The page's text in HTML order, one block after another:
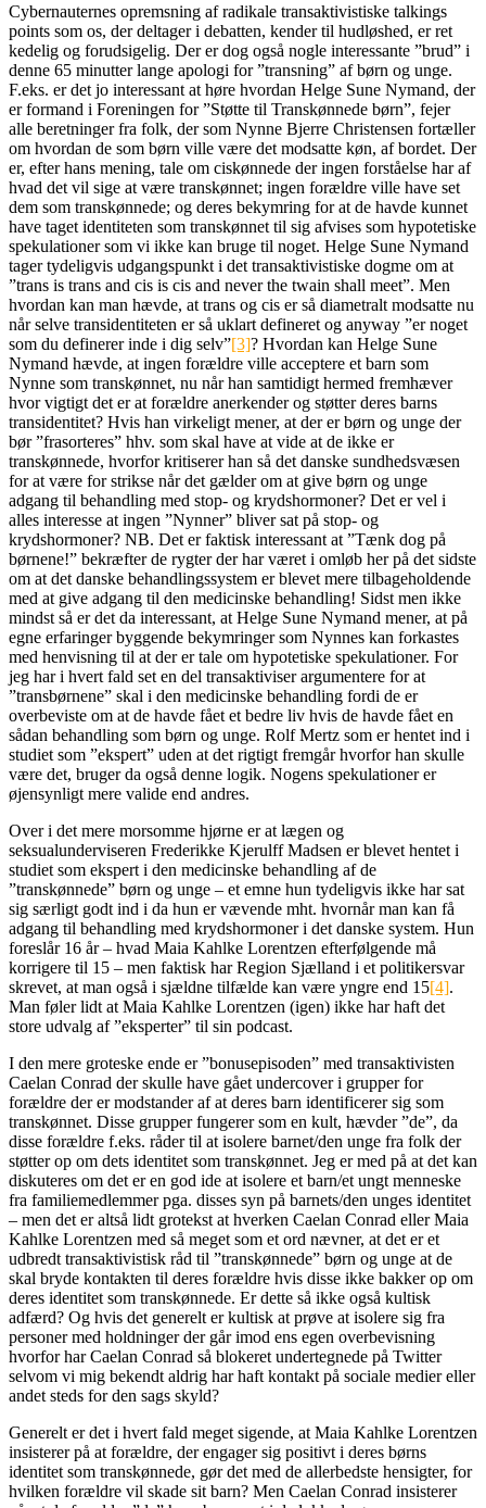
Cybernauternes opremsning af radikale transaktivistiske talkings
points som os, der deltager i debatten, kender til hudløshed, er ret
kedelig og forudsigelig. Der er dog også nogle interessante ”brud” i
denne 65 minutter lange apologi for ”transning” af børn og unge.
F.eks. er det jo interessant at høre hvordan Helge Sune Nymand, der
er formand i Foreningen for ”Støtte til Transkønnede børn”, fejer
alle beretninger fra folk, der som Nynne Bjerre Christensen fortæller
om hvordan de som børn ville være det modsatte køn, af bordet. Der
er, efter hans mening, tale om ciskønnede der ingen forståelse har af
hvad det vil sige at være transkønnet; ingen forældre ville have set
dem som transkønnede; og deres bekymring for at de havde kunnet
have taget identiteten som transkønnet til sig afvises som hypotetiske
spekulationer som vi ikke kan bruge til noget. Helge Sune Nymand
tager tydeligvis udgangspunkt i det transaktivistiske dogme om at
”trans is trans and cis is cis and never the twain shall meet”. Men
hvordan kan man hævde, at trans og cis er så diametralt modsatte nu
når selve transidentiteten er så uklart defineret og anyway ”er noget
som du definerer inde i dig selv”[3]? Hvordan kan Helge Sune
Nymand hævde, at ingen forældre ville acceptere et barn som
Nynne som transkønnet, nu når han samtidigt hermed fremhæver
hvor vigtigt det er at forældre anerkender og støtter deres barns
transidentitet? Hvis han virkeligt mener, at der er børn og unge der
bør ”frasorteres” hhv. som skal have at vide at de ikke er
transkønnede, hvorfor kritiserer han så det danske sundhedsvæsen
for at være for strikse når det gælder om at give børn og unge
adgang til behandling med stop- og krydshormoner? Det er vel i
alles interesse at ingen ”Nynner” bliver sat på stop- og
krydshormoner? NB. Det er faktisk interessant at ”Tænk dog på
børnene!” bekræfter de rygter der har været i omløb her på det sidste
om at det danske behandlingssystem er blevet mere tilbageholdende
med at give adgang til den medicinske behandling! Sidst men ikke
mindst så er det da interessant, at Helge Sune Nymand mener, at på
egne erfaringer byggende bekymringer som Nynnes kan forkastes
med henvisning til at der er tale om hypotetiske spekulationer. For
jeg har i hvert fald set en del transaktiviser argumentere for at
”transbørnene” skal i den medicinske behandling fordi de er
overbeviste om at de havde fået et bedre liv hvis de havde fået en
sådan behandling som børn og unge. Rolf Mertz som er hentet ind i
studiet som ”ekspert” uden at det rigtigt fremgår hvorfor han skulle
være det, bruger da også denne logik. Nogens spekulationer er
øjensynligt mere valide end andres.
Over i det mere morsomme hjørne er at lægen og
seksualunderviseren Frederikke Kjerulff Madsen er blevet hentet i
studiet som ekspert i den medicinske behandling af de
”transkønnede” børn og unge – et emne hun tydeligvis ikke har sat
sig særligt godt ind i da hun er vævende mht. hvornår man kan få
adgang til behandling med krydshormoner i det danske system. Hun
foreslår 16 år – hvad Maia Kahlke Lorentzen efterfølgende må
korrigere til 15 – men faktisk har Region Sjælland i et politikersvar
skrevet, at man også i sjældne tilfælde kan være yngre end 15[4].
Man føler lidt at Maia Kahlke Lorentzen (igen) ikke har haft det
store udvalg af ”eksperter” til sin podcast.
I den mere groteske ende er ”bonusepisoden” med transaktivisten
Caelan Conrad der skulle have gået undercover i grupper for
forældre der er modstander af at deres barn identificerer sig som
transkønnet. Disse grupper fungerer som en kult, hævder ”de”, da
disse forældre f.eks. råder til at isolere barnet/den unge fra folk der
støtter op om dets identitet som transkønnet. Jeg er med på at det kan
diskuteres om det er en god ide at isolere et barn/et ungt menneske
fra familiemedlemmer pga. disses syn på barnets/den unges identitet
– men det er altså lidt grotekst at hverken Caelan Conrad eller Maia
Kahlke Lorentzen med så meget som et ord nævner, at det er et
udbredt transaktivistisk råd til ”transkønnede” børn og unge at de
skal bryde kontakten til deres forældre hvis disse ikke bakker op om
deres identitet som transkønnede. Er dette så ikke også kultisk
adfærd? Og hvis det generelt er kultisk at prøve at isolere sig fra
personer med holdninger der går imod ens egen overbevisning
hvorfor har Caelan Conrad så blokeret undertegnede på Twitter
selvom vi mig bekendt aldrig har haft kontakt på sociale medier eller
andet steds for den sags skyld?
Generelt er det i hvert fald meget sigende, at Maia Kahlke Lorentzen
insisterer på at forældre, der engager sig positivt i deres børns
identitet som transkønnede, gør det med de allerbedste hensigter, for
hvilken forældre vil skade sit barn? Men Caelan Conrad insisterer